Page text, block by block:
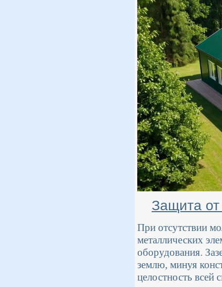
Защита от
При отсутствии
металлических
оборудования.
землю, минуя
целостность всей